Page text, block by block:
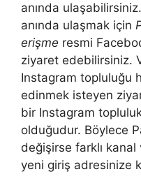
anında
anında ulaşmak için
erişme resmi
ziyaret edebilirsiniz.
Instagram topluluğu
edinmek isteyen
bir Instagram
olduğudur. Böylece
değişirse farklı
yeni giriş adresinize